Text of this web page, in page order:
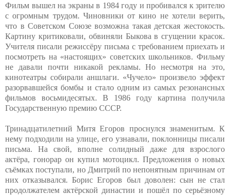
Фильм вышел на экраны в 1984 году и пробивался к зрителю
с огромным трудом. Чиновники от кино не хотели верить,
что в Советском Союзе возможна такая детская жестокость.
Картину критиковали, обвиняли Быкова в сгущении красок.
Учителя писали режиссёру письма с требованием приехать и
посмотреть на «настоящих» советских школьников. Фильму
не давали почти никакой рекламы. Но несмотря на это,
кинотеатры собирали аншлаги. «Чучело» произвело эффект
разорвавшейся бомбы и стало одним из самых резонансных
фильмов восьмидесятых. В 1986 году картина получила
Государственную премию СССР.
Тринадцатилетний Митя Егоров проснулся знаменитым. К
нему подходили на улице, его узнавали, поклонницы писали
письма. На свой, вполне солидный даже для взрослого
актёра, гонорар он купил мотоцикл. Предложения о новых
съёмках поступали, но Дмитрий по непонятным причинам от
них отказывался. Борис Егоров был доволен: сын не стал
продолжателем актёрской династии и пошёл по серьёзному